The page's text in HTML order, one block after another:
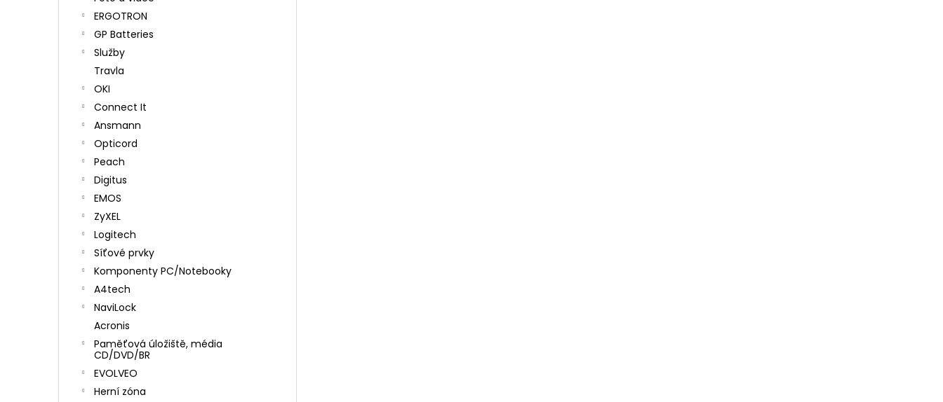
ERGOTRON
GP Batteries
Služby
Travla
OKI
Connect It
Ansmann
Opticord
Peach
Digitus
EMOS
ZyXEL
Logitech
Síťové prvky
Komponenty PC/Notebooky
A4tech
NaviLock
Acronis
Paměťová úložiště, média
CD/DVD/BR
EVOLVEO
Herní zóna